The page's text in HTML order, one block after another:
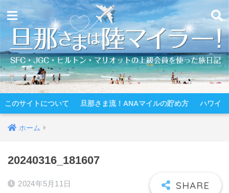
このサイトについて 旦那さま流！ANAマイルの貯め方 ハワイ
ホーム
20240316_181607
2024年5月11日